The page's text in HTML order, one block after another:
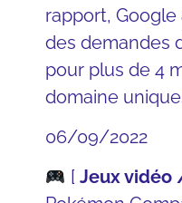
rapport,
des demandes
pour plus de 4
domaine
06/09/2022
[ Jeux vidéo